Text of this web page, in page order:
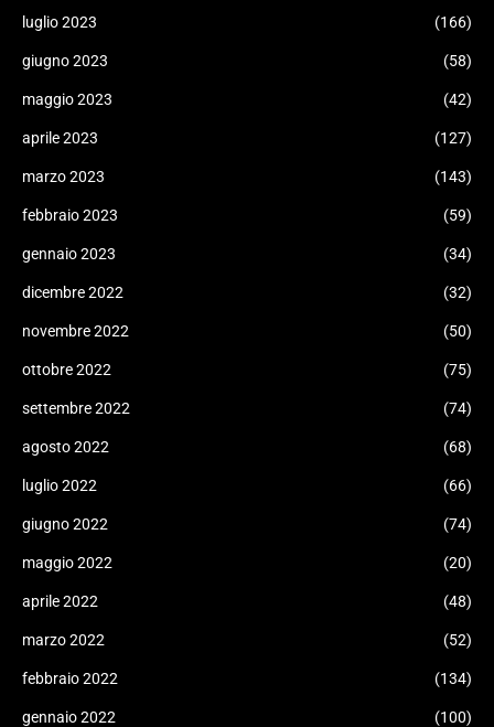
luglio 2023 (166)
giugno 2023 (58)
maggio 2023 (42)
aprile 2023 (127)
marzo 2023 (143)
febbraio 2023 (59)
gennaio 2023 (34)
dicembre 2022 (32)
novembre 2022 (50)
ottobre 2022 (75)
settembre 2022 (74)
agosto 2022 (68)
luglio 2022 (66)
giugno 2022 (74)
maggio 2022 (20)
aprile 2022 (48)
marzo 2022 (52)
febbraio 2022 (134)
gennaio 2022 (100)